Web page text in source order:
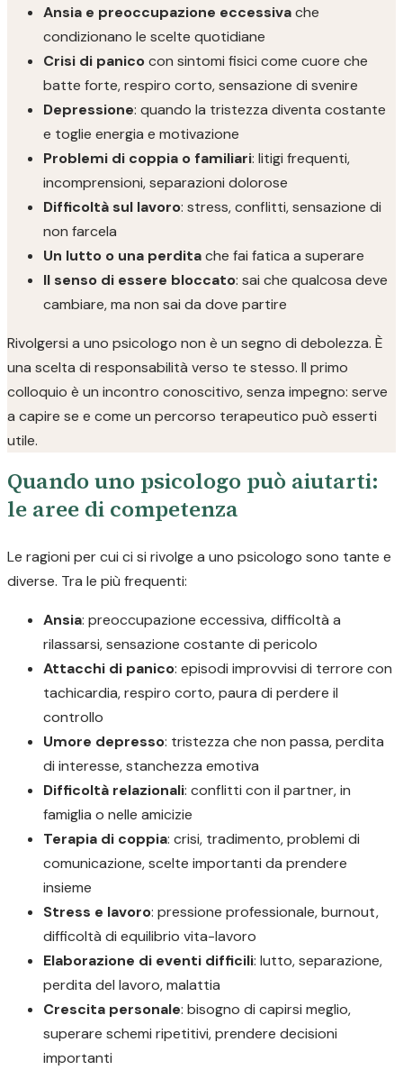
Ansia e preoccupazione eccessivache
condizionano le scelte quotidiane
Crisi di panicocon sintomi fisici come cuore che
batte forte, respiro corto, sensazione di svenire
Depressione: quando la tristezza diventa costante
e toglie energia e motivazione
Problemi di coppia o familiari: litigi frequenti,
incomprensioni, separazioni dolorose
Difficoltà sul lavoro: stress, conflitti, sensazione di
non farcela
Un lutto o una perditache fai fatica a superare
Il senso di essere bloccato: sai che qualcosa deve
cambiare, ma non sai da dove partire
Rivolgersi a uno psicologo non è un segno di debolezza. È
una scelta di responsabilità verso te stesso. Il primo
colloquio è un incontro conoscitivo, senza impegno: serve
a capire se e come un percorso terapeutico può esserti
utile.
Quando uno psicologo può aiutarti:
le aree di competenza
Le ragioni per cui ci si rivolge a uno psicologo sono tante e
diverse. Tra le più frequenti:
Ansia: preoccupazione eccessiva, difficoltà a
rilassarsi, sensazione costante di pericolo
Attacchi di panico: episodi improvvisi di terrore con
tachicardia, respiro corto, paura di perdere il
controllo
Umore depresso: tristezza che non passa, perdita
di interesse, stanchezza emotiva
Difficoltà relazionali: conflitti con il partner, in
famiglia o nelle amicizie
Terapia di coppia: crisi, tradimento, problemi di
comunicazione, scelte importanti da prendere
insieme
Stress e lavoro: pressione professionale, burnout,
difficoltà di equilibrio vita-lavoro
Elaborazione di eventi difficili: lutto, separazione,
perdita del lavoro, malattia
Crescita personale: bisogno di capirsi meglio,
superare schemi ripetitivi, prendere decisioni
importanti